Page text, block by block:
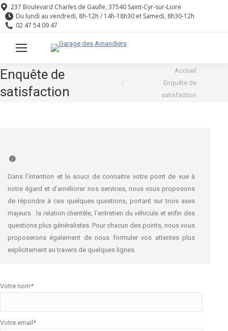
237 Boulevard Charles de Gaulle, 37540 Saint-Cyr-sur-Loire
Du lundi au vendredi, 8h-12h / 14h-18h30 et Samedi, 8h30-12h
02 47 54 09 47
Enquête de
satisfaction
Accueil
Enquête de
satisfaction
Dans l’intention et le souci de connaitre votre point de vue à
notre égard et d’améliorer nos services, nous vous proposons
de répondre à ces quelques questions, portant sur trois axes
majeurs : la relation clientèle, l’entretien du véhicule et enfin des
questions plus généralistes. Pour chacun des points, nous vous
proposerons également de nous formuler vos attentes plus
explicitement au travers de quelques lignes.
Votre nom*
Votre email*